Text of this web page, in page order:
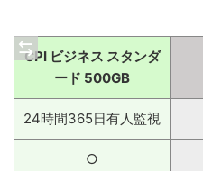
CPI ビジネス スタンダ
ード 500GB
24時間365日有人監視
○